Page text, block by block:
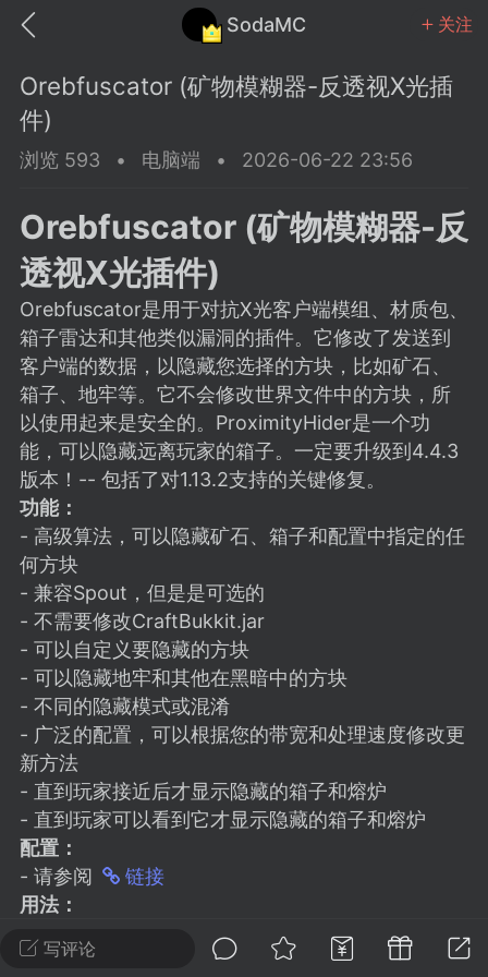
SodaMC 关注
中文社区 SodaMC
教程 材质 社区
潮涌核心
永久赞助者
11-27 02:06
电脑端 社区规则
议贴】SodaMC 的改进与建议 🧃
社区的建议&反馈板块，欢迎每
在这里畅所欲言，提出你对 社区功能、
、管理方式等方面 的任何想法！...
11 5.9k
潮涌核心
24 23:37
电脑端 整合包分享
主页反馈贴
反馈你遇到的问题 以及 你期望的功能等
不方便可尝试通过邮箱与作者进行反馈
写评论
Orebfuscator (矿物模糊器-反透视X光插
件)
浏览 593 • 电脑端 • 2026-06-22 23:56
Orebfuscator (矿物模糊器-反
透视X光插件)
Orebfuscator是用于对抗X光客户端模组、材质包、
箱子雷达和其他类似漏洞的插件。它修改了发送到
客户端的数据，以隐藏您选择的方块，比如矿石、
箱子、地牢等。它不会修改世界文件中的方块，所
以使用起来是安全的。ProximityHider是一个功
能，可以隐藏远离玩家的箱子。一定要升级到4.4.3
版本！-- 包括了对1.13.2支持的关键修复。
功能：
- 高级算法，可以隐藏矿石、箱子和配置中指定的任
何方块
- 兼容Spout，但是是可选的
- 不需要修改CraftBukkit.jar
- 可以自定义要隐藏的方块
- 可以隐藏地牢和其他在黑暗中的方块
- 不同的隐藏模式或混淆
- 广泛的配置，可以根据您的带宽和处理速度修改更
新方法
- 直到玩家接近后才显示隐藏的箱子和熔炉
- 直到玩家可以看到它才显示隐藏的箱子和熔炉
配置：
- 请参阅
链接
用法：
- 复制"orebfuscator-4.4.3.jar"或最新版本到您的插
件文件夹